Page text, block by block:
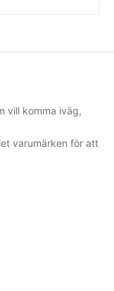
vill komma iväg,
varumärken för att